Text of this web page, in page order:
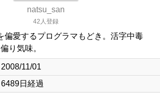
natsu_san
42人登録
偏愛するプログラマもどき。活字中毒
り気味。
2008/11/01
6489日経過